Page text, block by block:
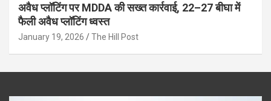
अवैध प्लॉटिंग पर MDDA की सख्त कार्रवाई, 22–27 बीघा में
फैली अवैध प्लॉटिंग ध्वस्त
January 19, 2026 The Hill Post